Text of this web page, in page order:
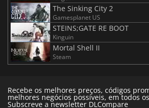
The Sinking City 2
Gamesplanet US
STEINS;GATE RE BOOT
Kinguin
Mortal Shell II
Steam
Recebe os melhores preços, códigos
melhores negócios possíveis, em todos
Subscreve a newsletter DLCompare